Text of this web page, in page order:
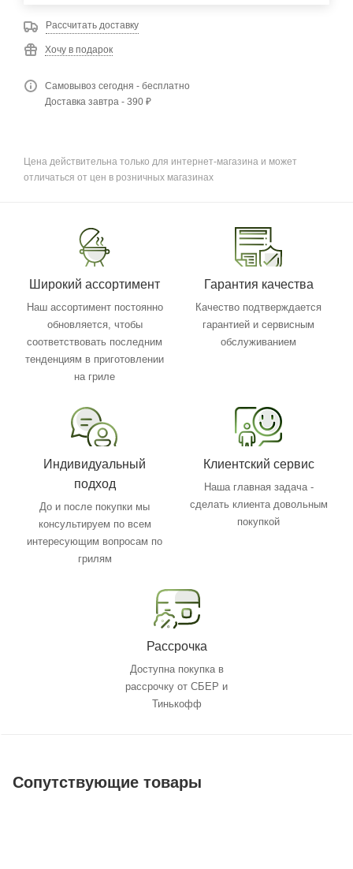
Рассчитать доставку
Хочу в подарок
Самовывоз сегодня - бесплатно
Доставка завтра - 390 ₽
Цена действительна только для интернет-магазина и может
отличаться от цен в розничных магазинах
Широкий ассортимент
Наш ассортимент постоянно
обновляется, чтобы
соответствовать последним
тенденциям в приготовлении
на гриле
Гарантия качества
Качество подтверждается
гарантией и сервисным
обслуживанием
Индивидуальный
подход
До и после покупки мы
консультируем по всем
интересующим вопросам по
грилям
Клиентский сервис
Наша главная задача -
сделать клиента довольным
покупкой
Рассрочка
Доступна покупка в
рассрочку от СБЕР и
Тинькофф
Сопутствующие товары